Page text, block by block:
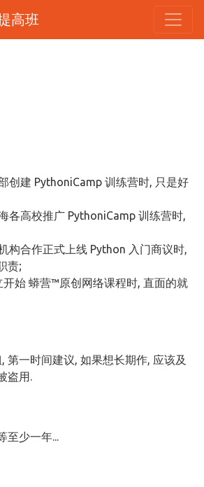
高班
创建 PythoniCamp 训练营时, 只是好
各高校推广 PythoniCamp 训练营时,
构合作正式上线 Python 入门商议时,
责;
开始 蟒营™原创网络课程时, 直面的就
第一时间建议, 如果想长期作, 应该及
盗用.
至少一年...